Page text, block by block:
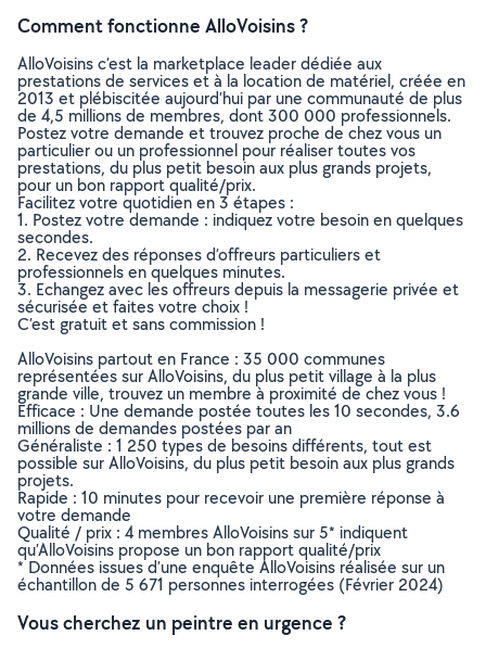
Comment fonctionne AlloVoisins ?
AlloVoisins c’est la marketplace leader dédiée aux
prestations de services et à la location de matériel, créée en
2013 et plébiscitée aujourd’hui par une communauté de plus
de 4,5 millions de membres, dont 300 000 professionnels.
Postez votre demande et trouvez proche de chez vous un
particulier ou un professionnel pour réaliser toutes vos
prestations, du plus petit besoin aux plus grands projets,
pour un bon rapport qualité/prix.
Facilitez votre quotidien en 3 étapes :
1. Postez votre demande : indiquez votre besoin en quelques
secondes.
2. Recevez des réponses d’offreurs particuliers et
professionnels en quelques minutes.
3. Echangez avec les offreurs depuis la messagerie privée et
sécurisée et faites votre choix !
C’est gratuit et sans commission !
AlloVoisins partout en France : 35 000 communes
représentées sur AlloVoisins, du plus petit village à la plus
grande ville, trouvez un membre à proximité de chez vous !
Efficace : Une demande postée toutes les 10 secondes, 3.6
millions de demandes postées par an
Généraliste : 1 250 types de besoins différents, tout est
possible sur AlloVoisins, du plus petit besoin aux plus grands
projets.
Rapide : 10 minutes pour recevoir une première réponse à
votre demande
Qualité / prix : 4 membres AlloVoisins sur 5* indiquent
qu’AlloVoisins propose un bon rapport qualité/prix
* Données issues d’une enquête AlloVoisins réalisée sur un
échantillon de 5 671 personnes interrogées (Février 2024)
Vous cherchez un peintre en urgence ?